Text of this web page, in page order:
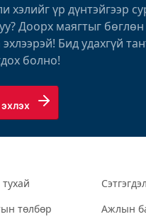
хэлийг үр дүнтэйгээр
Доорх маягтыг
Бид удахгүй
болно!
төлбөр
Сэтгэгдэл
Ажлын